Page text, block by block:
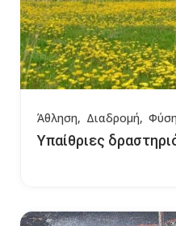
Άθληση Διαδρομή
Υπαίθριες